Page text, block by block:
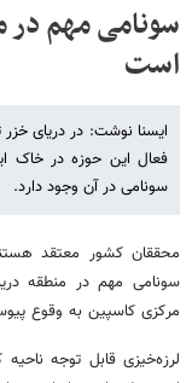
سونامی مهم
است
فعال این حوزه در خاک
سونامی در آن وجود دارد.
سونامی مهم در منطقه
مرکزی کاسپین به وقوع
لرزه‌خیزی قابل توجه